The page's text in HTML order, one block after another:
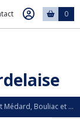
0
4 établissements sur la région : Bordeaux centre, Saint Médard, Bouliac et La Teste de Buch